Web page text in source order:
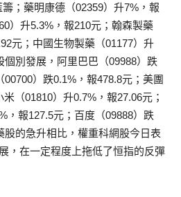
；藥明康德（02359）升7%，報
）升5.3%，報210元；翰森製藥
元；中國生物製藥（01177）升
個別發展，阿里巴巴（09988）跌
）跌0.1%，報478.8元；美團
米（01810）升0.7%，報27.06元；
，報127.5元；百度（09888）跌
股的急升相比，權重科網股今日表
，在一定程度上拖低了恒指的反彈